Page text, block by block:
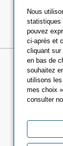
Nous
statistiques
pouvez
ci-après et
cliquant sur
en bas de
souhaitez
utilisons
mes choix
consulter